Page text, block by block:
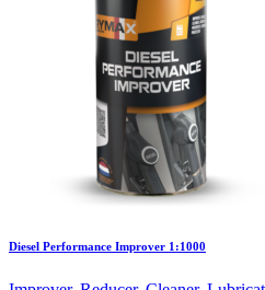
Diesel Performance Improver 1:1000